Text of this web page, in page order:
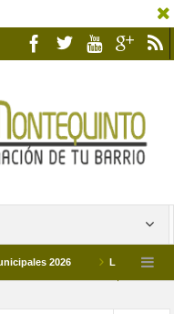
2026 Los Campus de